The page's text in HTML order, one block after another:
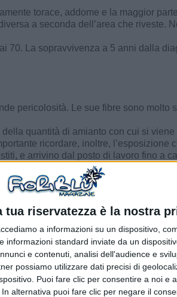
tua riservatezza è la nostra
a informazioni su un dispositivo,
informazioni standard inviate da un
e contenuti, analisi dell'audience e
possiamo utilizzare dati precisi di
Puoi fare clic per consentire a noi e
alternativa puoi fare clic per negare il
torace, addome e la maggior
a seconda dell’area che riveste.
70. La sopravvivenza a 5 anni dalla
pericolosità. Le sue fibre sono
quantità di amianto con cui si
ricordare, inoltre,
e arrivino dal posto di lavoro fino a
anni ’50